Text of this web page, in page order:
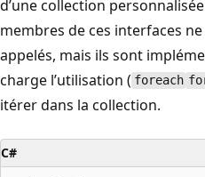
d’une collection
membres de ces interfaces
appelés, mais ils sont
charge l’utilisation ( foreach
itérer dans la collection.
C#